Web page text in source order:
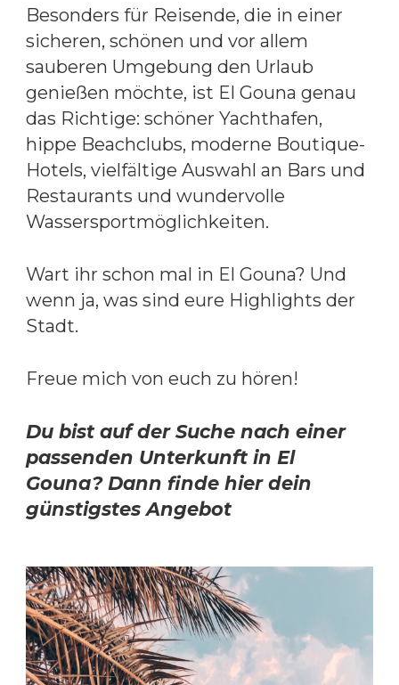
Besonders für Reisende, die in einer
sicheren, schönen und vor allem
sauberen Umgebung den Urlaub
genießen möchte, ist El Gouna genau
das Richtige: schöner Yachthafen,
hippe Beachclubs, moderne Boutique-
Hotels, vielfältige Auswahl an Bars und
Restaurants und wundervolle
Wassersportmöglichkeiten.
Wart ihr schon mal in El Gouna? Und
wenn ja, was sind eure Highlights der
Stadt.
Freue mich von euch zu hören!
Du bist auf der Suche nach einer
passenden Unterkunft in El
Gouna? Dann finde hier dein
günstigstes Angebot